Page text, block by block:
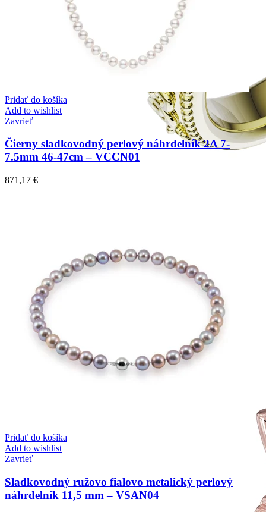
Elegant Night
Zásnubné prstne z kolekcie Elegant Night.
Pridať do košíka
Add to wishlist
Zavrieť
Čierny sladkovodný perlový náhrdelník 2A 7-
7.5mm 46-47cm – VCCN01
871,17 €
Pridať do košíka
Add to wishlist
Zavrieť
Sladkovodný ružovo fialovo metalický perlový
náhrdelník 11,5 mm – VSAN04